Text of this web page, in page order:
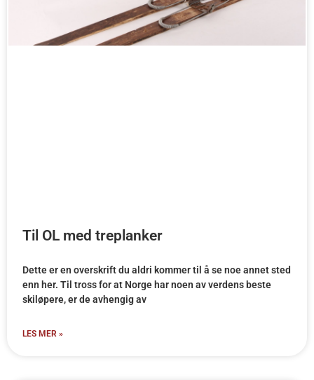
Til OL med treplanker
Dette er en overskrift du aldri kommer til å se noe annet sted
enn her. Til tross for at Norge har noen av verdens beste
skiløpere, er de avhengig av
LES MER »